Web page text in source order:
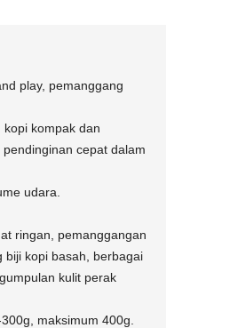
play, pemanggang
kompak dan
cepat dalam
udara.
ringan, pemanggangan
biji kopi basah, berbagai
kulit perak
maksimum 400g.